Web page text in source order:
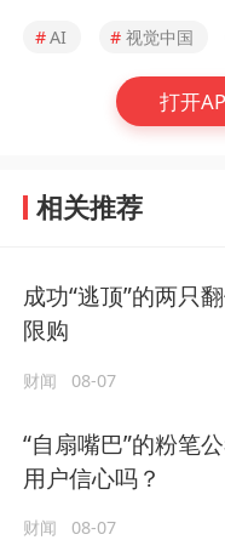
#AI # 视觉中国
打开
相关推荐
成功“逃顶”的两只
限购
财闻 08-07
“自扇嘴巴”的粉笔
用户信心吗？
财闻 08-07